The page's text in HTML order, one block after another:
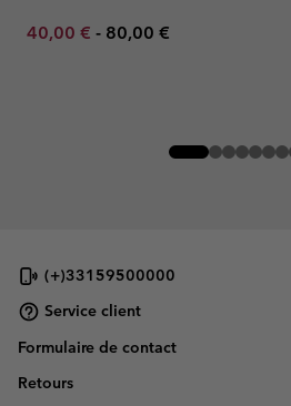
Minimum sale price:
40,00 € - Maximum price:
80,00 €
(+)33159500000
Service client
Formulaire de contact
Retours